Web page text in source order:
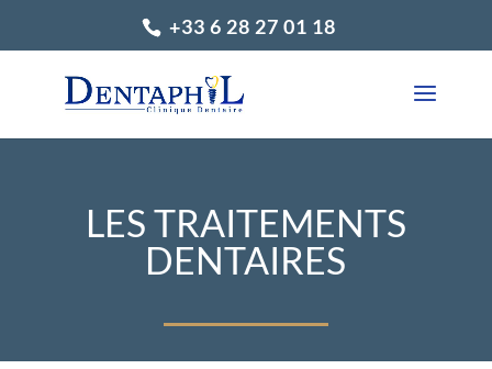
+33 6 28 27 01 18
LES TRAITEMENTS
DENTAIRES